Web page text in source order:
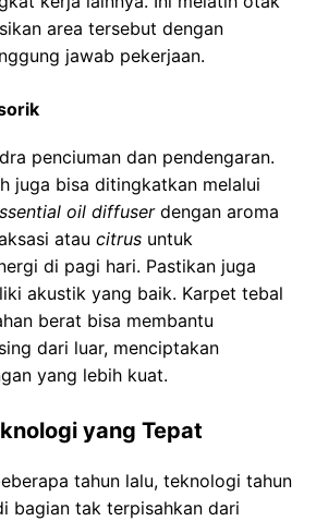
area tersebut dengan
jawab pekerjaan.
penciuman dan pendengaran.
juga bisa ditingkatkan melalui
oil diffuserdengan aroma
atau citrus untuk
di pagi hari. Pastikan juga
akustik yang baik. Karpet tebal
berat bisa membantu
dari luar, menciptakan
yang lebih kuat.
yang Tepat
tahun lalu, teknologi tahun
bagian tak terpisahkan dari